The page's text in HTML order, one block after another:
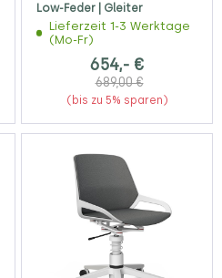
Low-Feder | Gleiter
Lieferzeit 1-3 Werktage
(Mo-Fr)
654,- €
689,00 €
(bis zu 5% sparen)